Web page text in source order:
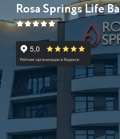
Rosa Springs Life